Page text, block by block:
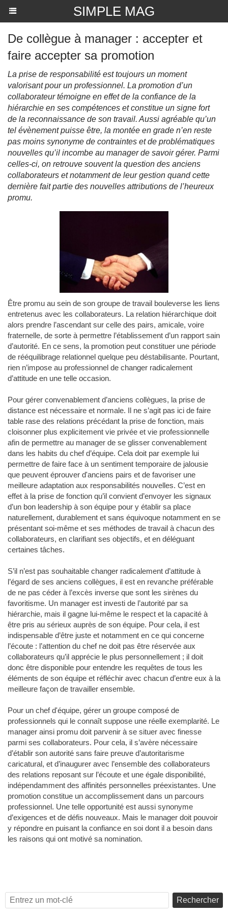
SIMPLE MAG
De collègue à manager : accepter et
faire accepter sa promotion
La prise de responsabilité est toujours un moment
valorisant pour un professionnel. La promotion d’un
collaborateur témoigne en effet de la confiance de la
hiérarchie en ses compétences et constitue un signe fort
de la reconnaissance de son travail. Aussi agréable qu’un
tel évènement puisse être, la montée en grade n’en reste
pas moins synonyme de contraintes et de problématiques
nouvelles qu’il incombe au manager de savoir gérer. Parmi
celles-ci, on retrouve souvent la question des anciens
collaborateurs et notamment de leur gestion quand cette
dernière fait partie des nouvelles attributions de l’heureux
promu.
Être promu au sein de son groupe de travail bouleverse les liens
entretenus avec les collaborateurs. La relation hiérarchique doit
alors prendre l’ascendant sur celle des pairs, amicale, voire
fraternelle, de sorte à permettre l’établissement d’un rapport sain
d’autorité. En ce sens, la promotion peut constituer une période
de rééquilibrage relationnel quelque peu déstabilisante. Pourtant,
rien n’impose au professionnel de changer radicalement
d’attitude en une telle occasion.
Pour gérer convenablement d’anciens collègues, la prise de
distance est nécessaire et normale. Il ne s’agit pas ici de faire
table rase des relations précédant la prise de fonction, mais
cloisonner plus explicitement vie privée et vie professionnelle
afin de permettre au manager de se glisser convenablement
dans les habits du chef d’équipe. Cela doit par exemple lui
permettre de faire face à un sentiment temporaire de jalousie
que peuvent éprouver d'anciens pairs et de favoriser une
meilleure adaptation aux responsabilités nouvelles. C’est en
effet à la prise de fonction qu’il convient d’envoyer les signaux
d’un bon leadership à son équipe pour y établir sa place
naturellement, durablement et sans équivoque notamment en se
présentant soi-même et ses méthodes de travail à chacun des
collaborateurs, en clarifiant ses objectifs, et en déléguant
certaines tâches.
S’il n’est pas souhaitable changer radicalement d’attitude à
l’égard de ses anciens collègues, il est en revanche préférable
de ne pas céder à l’excès inverse que sont les sirènes du
favoritisme. Un manager est investi de l’autorité par sa
hiérarchie, mais il gagne lui-même le respect et la capacité à
être pris au sérieux auprès de son équipe. Pour cela, il est
indispensable d’être juste et notamment en ce qui concerne
l’écoute : l’attention du chef ne doit pas être réservée aux
collaborateurs qu’il apprécie le plus personnellement ; il doit
donc être disponible pour entendre les requêtes de tous les
éléments de son équipe et réfléchir avec chacun d’entre eux à la
meilleure façon de travailler ensemble.
Pour un chef d'équipe, gérer un groupe composé de
professionnels qui le connaît suppose une réelle exemplarité. Le
manager ainsi promu doit parvenir à se situer avec finesse
parmi ses collaborateurs. Pour cela, il s’avère nécessaire
d’établir son autorité sans faire preuve d’autoritarisme
caricatural, et d’inaugurer avec l’ensemble des collaborateurs
des relations reposant sur l’écoute et une égale disponibilité,
indépendamment des affinités personnelles préexistantes. Une
promotion constitue un accomplissement dans un parcours
professionnel. Une telle opportunité est aussi synonyme
d’exigences et de défis nouveaux. Mais le manager doit pouvoir
y répondre en puisant la confiance en soi dont il a besoin dans
les raisons qui ont motivé sa nomination.
Rechercher